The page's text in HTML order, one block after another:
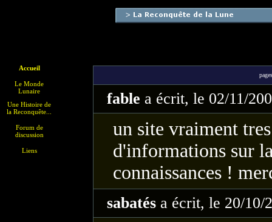
Accueil
Le Monde
Lunaire
Une Histoire de
la Reconquête...
Forum de
discussion
Liens
fable a écrit, le 02/11/
un site vraiment
d'informations sur
connaissances !
sabatés a écrit, le 20/10/